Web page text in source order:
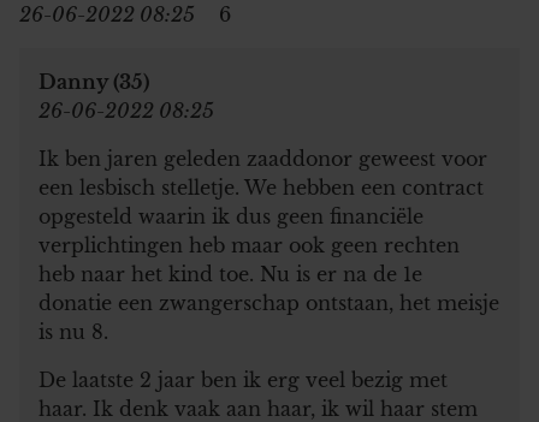
26-06-2022 08:25 6
Danny (35)
26-06-2022 08:25
Ik ben jaren geleden zaaddonor geweest voor
een lesbisch stelletje. We hebben een contract
opgesteld waarin ik dus geen financiële
verplichtingen heb maar ook geen rechten
heb naar het kind toe. Nu is er na de 1e
donatie een zwangerschap ontstaan, het meisje
is nu 8.
De laatste 2 jaar ben ik erg veel bezig met
haar. Ik denk vaak aan haar, ik wil haar stem